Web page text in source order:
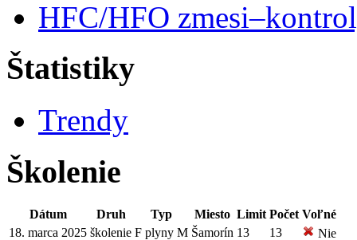
HFC/HFO
Štatistiky
Trendy
Školenie
Dátum Druh Typ Miesto Limit Počet Voľné
18. marca 2025 školenie F plyny M Šamorín 13 13 Nie